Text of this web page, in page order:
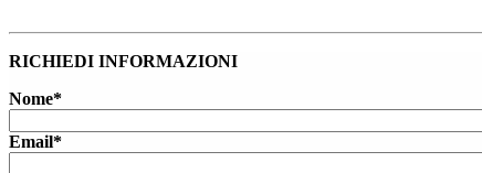
RICHIEDI INFORMAZIONI
Nome*
Email*